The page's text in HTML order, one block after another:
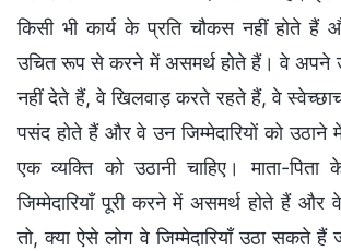
किसी भी कार्य के प्रति चौकस नहीं होते हैं
उचित रूप से करने में असमर्थ होते हैं। वे अपने
नहीं देते हैं, वे खिलवाड़ करते रहते हैं, वे
पसंद होते हैं और वे उन जिम्मेदारियों को उठाने
एक व्यक्ति को उठानी चाहिए। माता-
जिम्मेदारियाँ पूरी करने में असमर्थ होते हैं और
तो, क्या ऐसे लोग वे जिम्मेदारियाँ उठा सकते हैं